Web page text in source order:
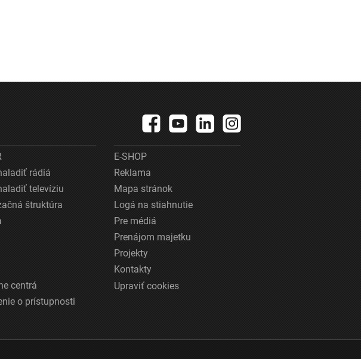
rádiá
televíziu
štruktúra
centrá
o prístupnosti
E-SHOP
Reklama
Mapa stránok
Logá na stiahnutie
Pre médiá
Prenájom majetku
Projekty
Kontakty
Upraviť cookies